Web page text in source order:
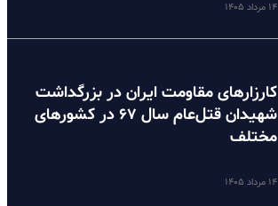
۱۴ مرداد ۱۴۰۵
کارزارهای مقاومت ایران در بزرگداشت
شهیدان قتل‌عام سال ۶۷ در کشورهای
مختلف
۱۴ مرداد ۱۴۰۵